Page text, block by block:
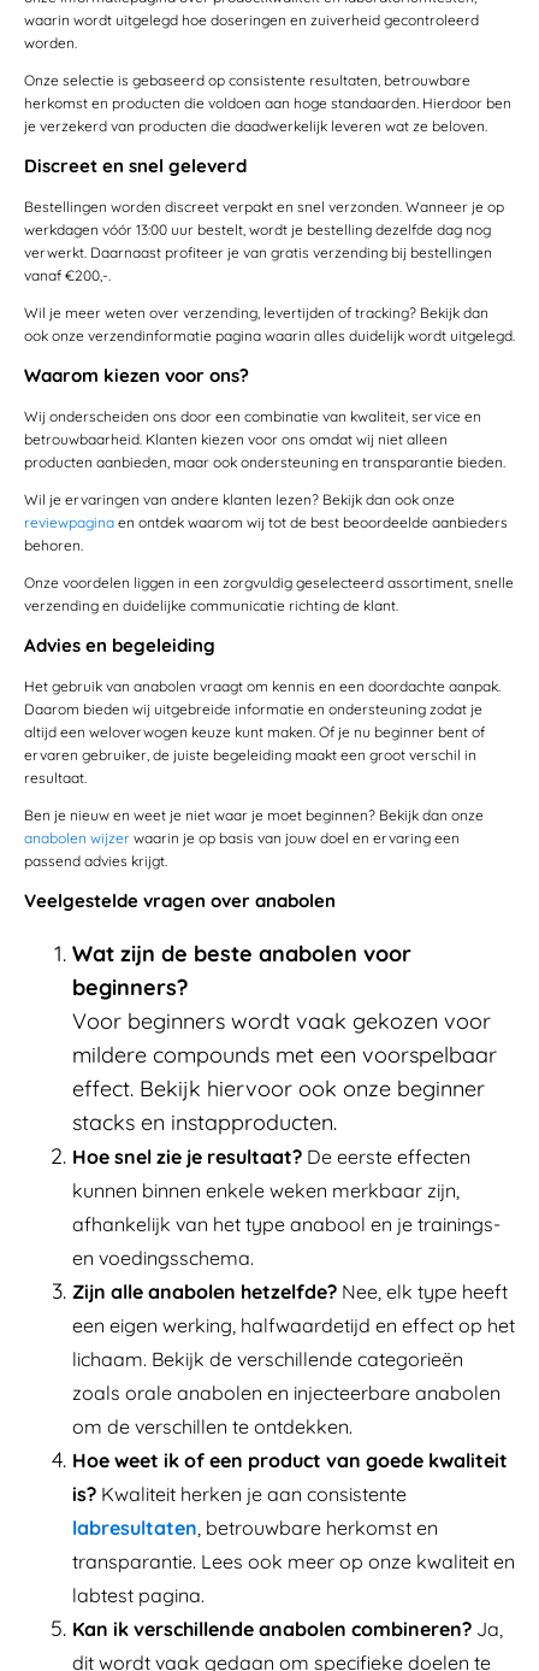
waarin wordt uitgelegd hoe doseringen en zuiverheid gecontroleerd
worden.
Onze selectie is gebaseerd op consistente resultaten, betrouwbare
herkomst en producten die voldoen aan hoge standaarden. Hierdoor ben
je verzekerd van producten die daadwerkelijk leveren wat ze beloven.
Discreet en snel geleverd
Bestellingen worden discreet verpakt en snel verzonden. Wanneer je op
werkdagen vóór 13:00 uur bestelt, wordt je bestelling dezelfde dag nog
verwerkt. Daarnaast profiteer je van gratis verzending bij bestellingen
vanaf €200,-.
Wil je meer weten over verzending, levertijden of tracking? Bekijk dan
ook onze verzendinformatie pagina waarin alles duidelijk wordt uitgelegd.
Waarom kiezen voor ons?
Wij onderscheiden ons door een combinatie van kwaliteit, service en
betrouwbaarheid. Klanten kiezen voor ons omdat wij niet alleen
producten aanbieden, maar ook ondersteuning en transparantie bieden.
Wil je ervaringen van andere klanten lezen? Bekijk dan ook onze
reviewpagina en ontdek waarom wij tot de best beoordeelde aanbieders
behoren.
Onze voordelen liggen in een zorgvuldig geselecteerd assortiment, snelle
verzending en duidelijke communicatie richting de klant.
Advies en begeleiding
Het gebruik van anabolen vraagt om kennis en een doordachte aanpak.
Daarom bieden wij uitgebreide informatie en ondersteuning zodat je
altijd een weloverwogen keuze kunt maken. Of je nu beginner bent of
ervaren gebruiker, de juiste begeleiding maakt een groot verschil in
resultaat.
Ben je nieuw en weet je niet waar je moet beginnen? Bekijk dan onze
anabolen wijzer waarin je op basis van jouw doel en ervaring een
passend advies krijgt.
Veelgestelde vragen over anabolen
Wat zijn de beste anabolen voor
beginners?
Voor beginners wordt vaak gekozen voor
mildere compounds met een voorspelbaar
effect. Bekijk hiervoor ook onze beginner
stacks en instapproducten.
Hoe snel zie je resultaat? De eerste effecten
kunnen binnen enkele weken merkbaar zijn,
afhankelijk van het type anabool en je trainings-
en voedingsschema.
Zijn alle anabolen hetzelfde? Nee, elk type heeft
een eigen werking, halfwaardetijd en effect op het
lichaam. Bekijk de verschillende categorieën
zoals orale anabolen en injecteerbare anabolen
om de verschillen te ontdekken.
Hoe weet ik of een product van goede kwaliteit
is? Kwaliteit herken je aan consistente
labresultaten, betrouwbare herkomst en
transparantie. Lees ook meer op onze kwaliteit en
labtest pagina.
Kan ik verschillende anabolen combineren? Ja,
dit wordt vaak gedaan om specifieke doelen te